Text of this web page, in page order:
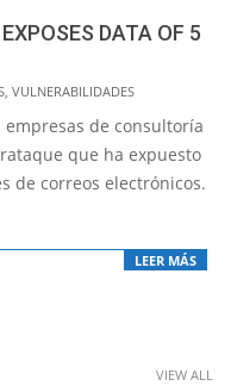
DATA OF 5
VULNERABILIDADES
de consultoría
que ha expuesto
de correos electrónicos.
LEER MÁS
VIEW ALL